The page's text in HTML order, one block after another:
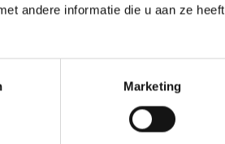
andere informatie die u aan ze heeft
Marketing